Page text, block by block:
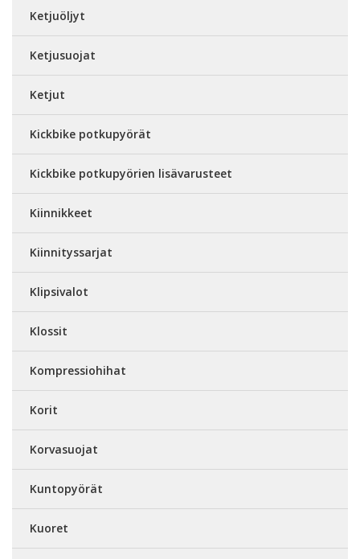
Ketjuöljyt
Ketjusuojat
Ketjut
Kickbike potkupyörät
Kickbike potkupyörien lisävarusteet
Kiinnikkeet
Kiinnityssarjat
Klipsivalot
Klossit
Kompressiohihat
Korit
Korvasuojat
Kuntopyörät
Kuoret